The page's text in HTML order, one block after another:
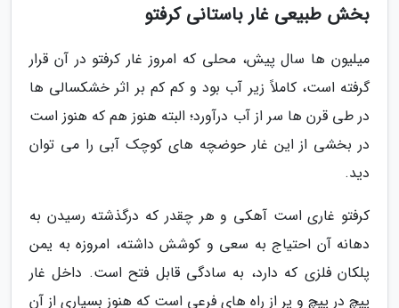
بخش طبیعی غار باستانی کرفتو
میلیون ها سال پیش، محلی که امروز غار کرفتو در آن قرار
گرفته است، کاملاً زیر آب بود و کم کم بر اثر خشکسالی ها
در طی قرن ها سر از آب درآورد؛ البته هنوز هم که هنوز است
در بخشی از این غار حوضچه های کوچک آبی را می توان
دید.
کرفتو غاری است آهکی و هر چقدر که درگذشته رسیدن به
دهانه آن احتیاج به سعی و کوشش داشته، امروزه به یمن
پلکان فلزی که دارد، به سادگی قابل فتح است. داخل غار
پیچ در پیچ و پر از راه های فرعی است که هنوز بسیاری از آن